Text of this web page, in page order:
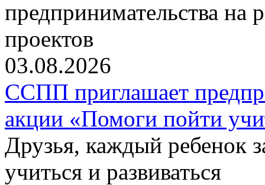
предпринимательства на
проектов
03.08.2026
ССПП приглашает
акции «Помоги пойти
Друзья, каждый ребенок
учиться и развиваться